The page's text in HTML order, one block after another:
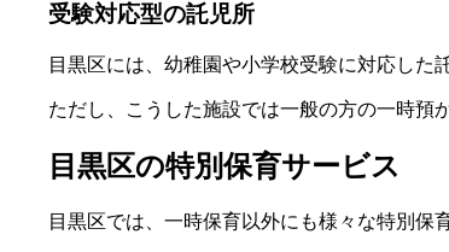
受験対応型の託児所
目黒区には、幼稚園や小学校受験に対応した
ただし、こうした施設では一般の方の一時預
目黒区の特別保育サービス
目黒区では、一時保育以外にも様々な特別保